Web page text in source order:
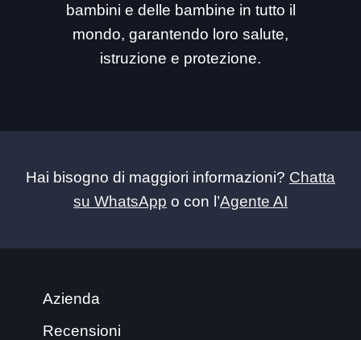
bambini e delle bambine in tutto il
mondo, garantendo loro salute,
istruzione e protezione.
Hai bisogno di maggiori informazioni? Chatta
su WhatsApp o con l’Agente AI
Azienda
Recensioni